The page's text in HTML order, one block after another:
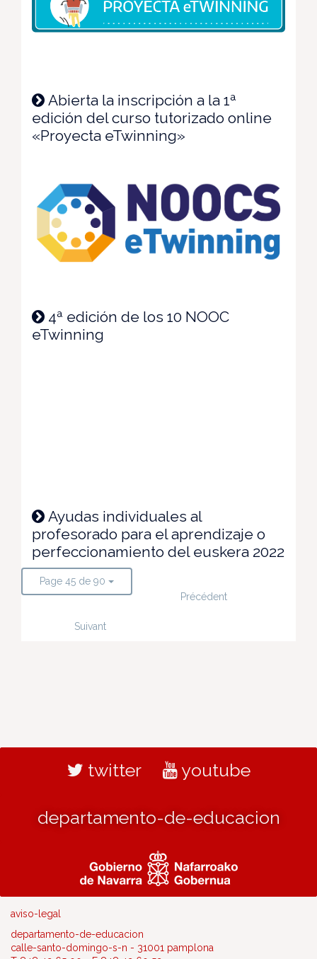
Abierta la inscripción a la 1ª
edición del curso tutorizado online
«Proyecta eTwinning»
4ª edición de los 10 NOOC
eTwinning
Ayudas individuales al
profesorado para el aprendizaje o
perfeccionamiento del euskera 2022
Page 45 de 90
Précédent
Suivant
twitter youtube
departamento-de-educacion
aviso-legal
departamento-de-educacion
calle-santo-domingo-s-n - 31001 pamplona